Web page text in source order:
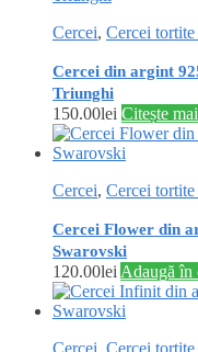
Cercei, Cercei tortite
Cercei din argint
Triunghi
150.00lei Citește
Cercei, Cercei tortite
Cercei Flower din
Swarovski
120.00lei Adaugă în
Cercei, Cercei tortite